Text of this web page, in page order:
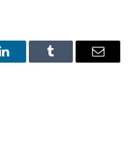
O
Tumblr
E-